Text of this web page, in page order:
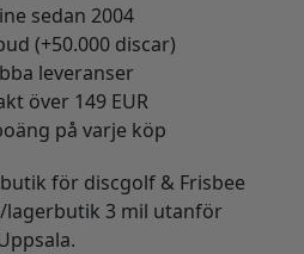
sedan 2004
(+50.000 discar)
leveranser
över 149 EUR
på varje köp
för discgolf & Frisbee
lagerbutik 3 mil utanför